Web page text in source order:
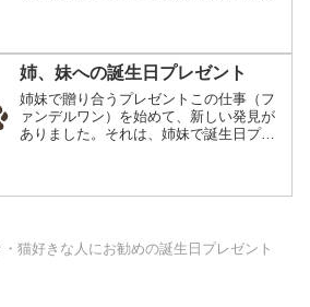
を飼っております。兄が...
姉、妹への誕生日プレゼント
姉妹で贈り合うプレゼントこの仕事（フ
ァンデルワン）を始めて、新しい発見が
ありました。それは、姉妹で誕生日プレ
・猫好きな人にお勧めの誕生日プレゼント